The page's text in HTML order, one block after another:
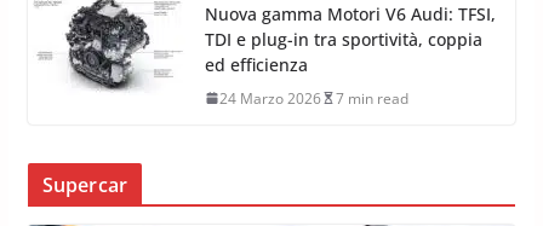
Nuova gamma Motori V6 Audi: TFSI,
TDI e plug-in tra sportività, coppia
ed efficienza
24 Marzo 2026 7 min read
Supercar